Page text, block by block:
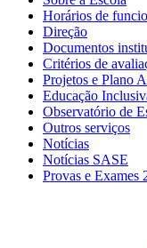
Horários de
Direção
Documentos
Critérios de
Projetos e Plano
Educação
Observatório de
Outros serviços
Notícias
Notícias SASE
Provas e Exames